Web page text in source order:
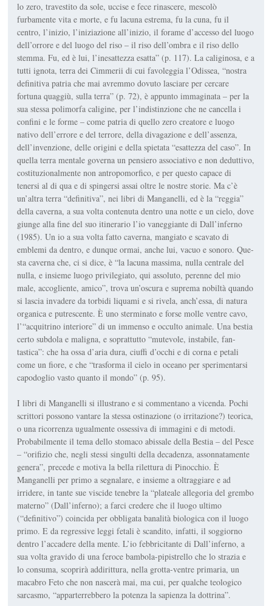
lo zero, travestito da sole, uccise e fece rinascere, mescolò
furbamente vita e morte, e fu lacuna estrema, fu la cuna, fu il
centro, l’inizio, l’iniziazione all’inizio, il forame d’accesso del luogo
dell’orrore e del luogo del riso – il riso dell’ombra e il riso dello
stemma. Fu, ed è lui, l’inesattezza esatta” (p. 117). La caliginosa, e a
tutti ignota, terra dei Cimmerii di cui favoleggia l’Odissea, “nostra
definitiva patria che mai avremmo dovuto lasciare per cercare
fortuna quaggiù, sulla terra” (p. 72), è appunto immaginata – per la
sua stes­sa polimorfa caligine, per l’indistinzione che ne cancella i
confini e le forme – come patria di quello zero creatore e luogo
nativo dell’errore e del terrore, della divagazione e dell’assenza,
dell’invenzio­ne, delle origini e della spietata “esattezza del caso”. In
quella terra mentale governa un pensiero associativo e non deduttivo,
costitu­zionalmente non antro­pomorfico, e per questo capace di
tenersi al di qua e di spingersi assai oltre le nostre storie. Ma c’è
un’altra terra “definitiva”, nei libri di Manganelli, ed è la “reggia”
della caverna, a sua volta contenuta dentro una notte e un cielo, dove
giunge alla fine del suo itinerario l’io vaneggiante diDal­l’inferno
(1985). Un io a sua volta fatto caverna, mangiato e scavato di
emblemi da dentro, e dunque ormai, anche lui, vacuo e sonoro. Que­
sta caverna che, ci si dice, è “la lacuna mas­sima, nulla centrale del
nulla, e insieme luogo privilegiato, qui asso­luto, perenne del mio
male, accogliente, ami­co”, trova un’oscura e suprema nobiltà quan­do
si lascia invadere da torbidi liquami e si ri­vela, anch’essa, di na­tura
organica e putre­scente. È uno stermi­nato e forse molle ventre cavo,
l’“acquitrino interiore” di un immenso e occulto animale. Una bestia
certo subdola e maligna, e soprattutto “mutevole, instabile, fan­
tastica”: che ha ossa d’aria dura, ciuffi d’occhi e di corna e petali
come un fiore, e che “trasforma il cielo in oceano per sperimentarsi
capodoglio vasto quanto il mondo” (p. 95).
I libri di Manganelli si illustrano e si commentano a vicenda. Pochi
scrittori possono vantare la stessa ostinazione (o irritazione?) teorica,
o una ricorren­za ugualmente ossessiva di immagini e di metodi.
Probabilmente il tema dello stomaco abissale della Bestia – del Pe­sce
– “orifizio che, negli stessi singulti della decadenza, assonnatamente
ge­nera”, precede e motiva la bella rilettura diPinocchio.È
Manganelli per primo a segnalare, e insieme a oltraggiare e ad
irridere, in tante sue viscide tene­bre la “plateale allegoria del grembo
materno” (Dall’inferno); a farci crede­re che il luogo ultimo
(“definitivo”) coincida per obbligata banalità biologi­ca con il luogo
primo. E da regressive leggi fetali è scandito, infatti, il sog­giorno
dentro l’accadere della mente. L’io febbricitante diDall’inferno, a
sua volta gravido di una feroce bambola-pipistrello che lo strazia e
lo consuma, scoprirà addirittura, nella grotta-ven­tre primaria, un
macabro Feto che non nascerà mai, ma cui, per qualche teolo­gico
sarcasmo, “apparterrebbero la potenza la sapienza la dottrina”.